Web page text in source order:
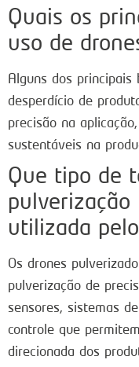
Quais os
uso de
Alguns dos
desperdício de
precisão na
sustentáveis na
Que tipo de
utilizada
Os drones
pulverização de
sensores, sistemas
controle que
direcionada dos